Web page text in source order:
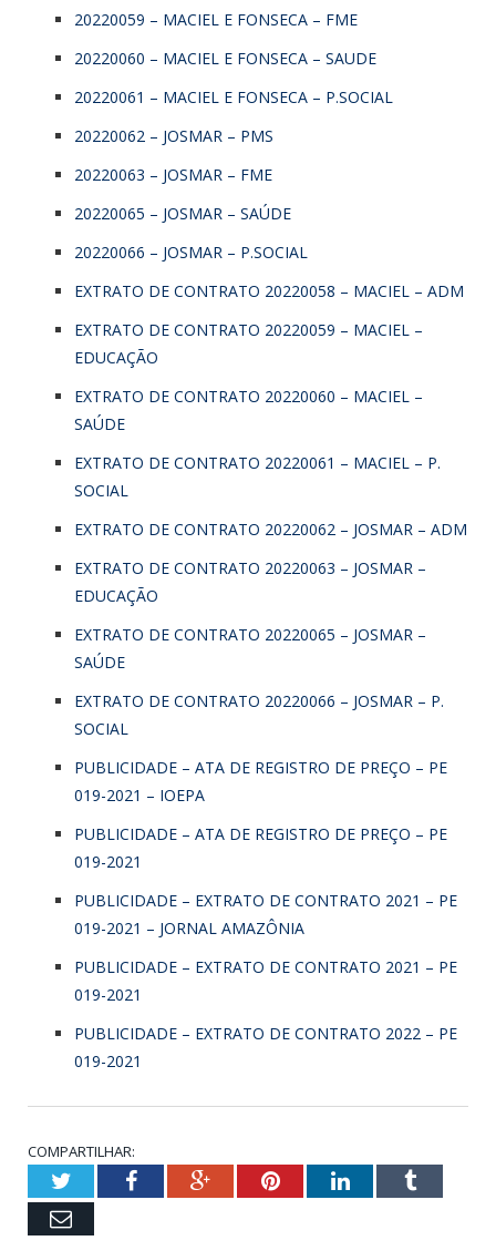
20220059 – MACIEL E FONSECA – FME
20220060 – MACIEL E FONSECA – SAUDE
20220061 – MACIEL E FONSECA – P.SOCIAL
20220062 – JOSMAR – PMS
20220063 – JOSMAR – FME
20220065 – JOSMAR – SAÚDE
20220066 – JOSMAR – P.SOCIAL
EXTRATO DE CONTRATO 20220058 – MACIEL – ADM
EXTRATO DE CONTRATO 20220059 – MACIEL –
EDUCAÇÃO
EXTRATO DE CONTRATO 20220060 – MACIEL –
SAÚDE
EXTRATO DE CONTRATO 20220061 – MACIEL – P.
SOCIAL
EXTRATO DE CONTRATO 20220062 – JOSMAR – ADM
EXTRATO DE CONTRATO 20220063 – JOSMAR –
EDUCAÇÃO
EXTRATO DE CONTRATO 20220065 – JOSMAR –
SAÚDE
EXTRATO DE CONTRATO 20220066 – JOSMAR – P.
SOCIAL
PUBLICIDADE – ATA DE REGISTRO DE PREÇO – PE
019-2021 – IOEPA
PUBLICIDADE – ATA DE REGISTRO DE PREÇO – PE
019-2021
PUBLICIDADE – EXTRATO DE CONTRATO 2021 – PE
019-2021 – JORNAL AMAZÔNIA
PUBLICIDADE – EXTRATO DE CONTRATO 2021 – PE
019-2021
PUBLICIDADE – EXTRATO DE CONTRATO 2022 – PE
019-2021
COMPARTILHAR:
TwitterFacebookGoogle+PinterestLinkedInTumblr
Email